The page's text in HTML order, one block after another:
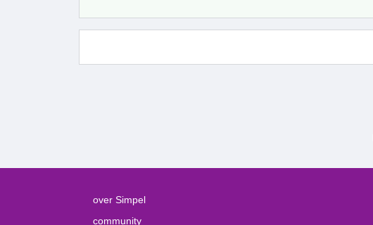
over Simpel
community